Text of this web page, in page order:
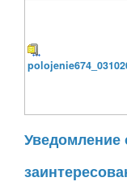
Уведомление